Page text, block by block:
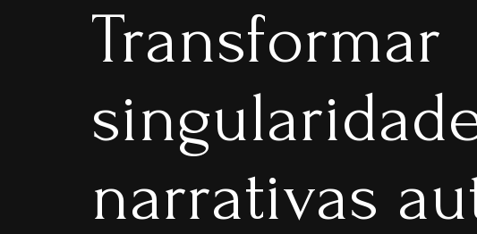
Transformar
narrativas